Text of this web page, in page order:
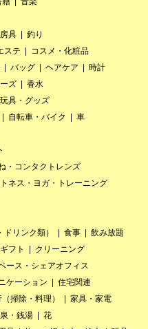
具
釣り
ステ
コスメ・化粧品
バッグ ヘアケア
時計
ズ
香水
玩具・グッズ
自転車・バイク
車
・コンタクトレンズ
ネス・ヨガ・トレーニング
リンク類） 食事
飲み放題
ギフト
クリーニング
ース・シェアオフィス
ケーション
住宅関連
掃除・料理）
家具・家電
・銭湯
花